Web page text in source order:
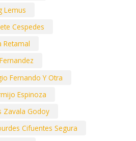
Lemus
Cespedes
Retamal
Fernando Y Otra
Espinoza
Zavala Godoy
Cifuentes Segura